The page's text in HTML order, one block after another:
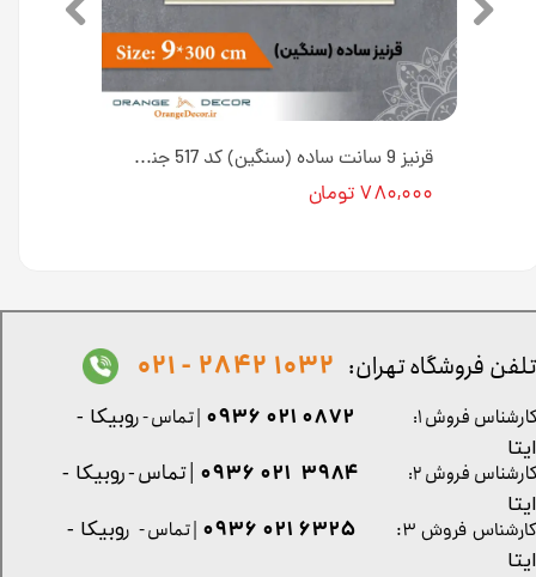
قرنیز 9 سانت ساده (سنگین) کد 517 جنس پلی استایرن [انبار اصفهان]
۷۸۰,۰۰۰ تومان
کارشناس فروش ۳: ۶۳۲۵ ۰۲۱ ۰۹۳۶ | تماس - روبیکا -
ایتا
تلفن فروشگاه تهران: 1032 2842 - 021
کارشناس فروش ۱: 0872 021 0936 | تماس - روبیکا -
ایتا
کارشناس فروش ۲:
۳۹۸۴ ۰۲۱ ۰۹۳۶ | تماس - روبیکا -
ایتا